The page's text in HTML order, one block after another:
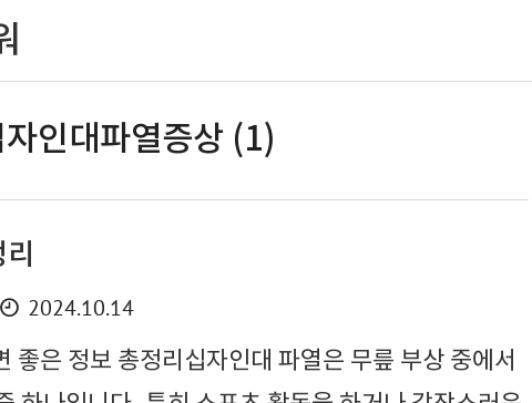
자인대파열증상 (1)
2024.10.14
좋은 정보 총정리십자인대 파열은 무릎 부상 중에서